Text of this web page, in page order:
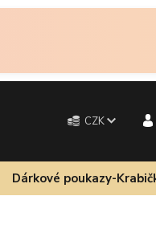
CZK
Dárkové poukazy-